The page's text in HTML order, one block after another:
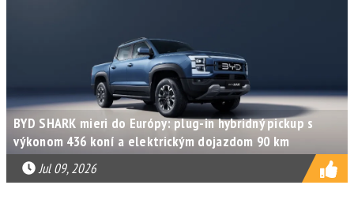
BYD SHARK mieri do Európy: plug-in hybridný pickup s
výkonom 436 koní a elektrickým dojazdom 90 km
Jul 09, 2026